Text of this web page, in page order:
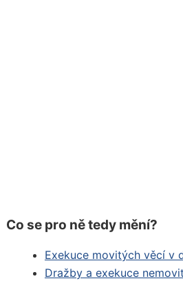
Co se pro ně tedy mění?
Exekuce movitých věcí v
Dražby a exekuce